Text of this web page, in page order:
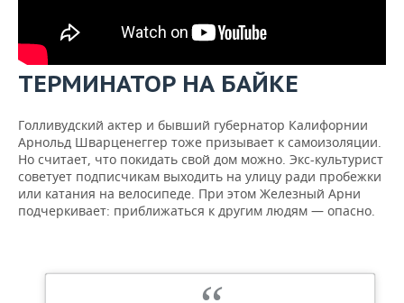
ХОККЕЙ С МЯЧОМ
ПРОИСШЕСТВИЯ
ТЕРМИНАТОР НА БАЙКЕ
Голливудский актер и бывший губернатор Калифорнии
Арнольд Шварценеггер тоже призывает к самоизоляции.
Но считает, что покидать свой дом можно. Экс-культурист
советует подписчикам выходить на улицу ради пробежки
или катания на велосипеде. При этом Железный Арни
подчеркивает: приближаться к другим людям — опасно.